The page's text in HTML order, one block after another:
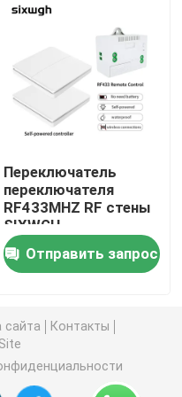
дистанционного
беспроводной
Переключатель
переключателя
RF433MHZ RF стены
SIXWGH
беспроводной
беспроводной
Отправить запрос
сайта
Контакты